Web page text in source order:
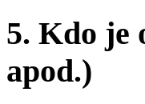
5. Kdo je
apod.)